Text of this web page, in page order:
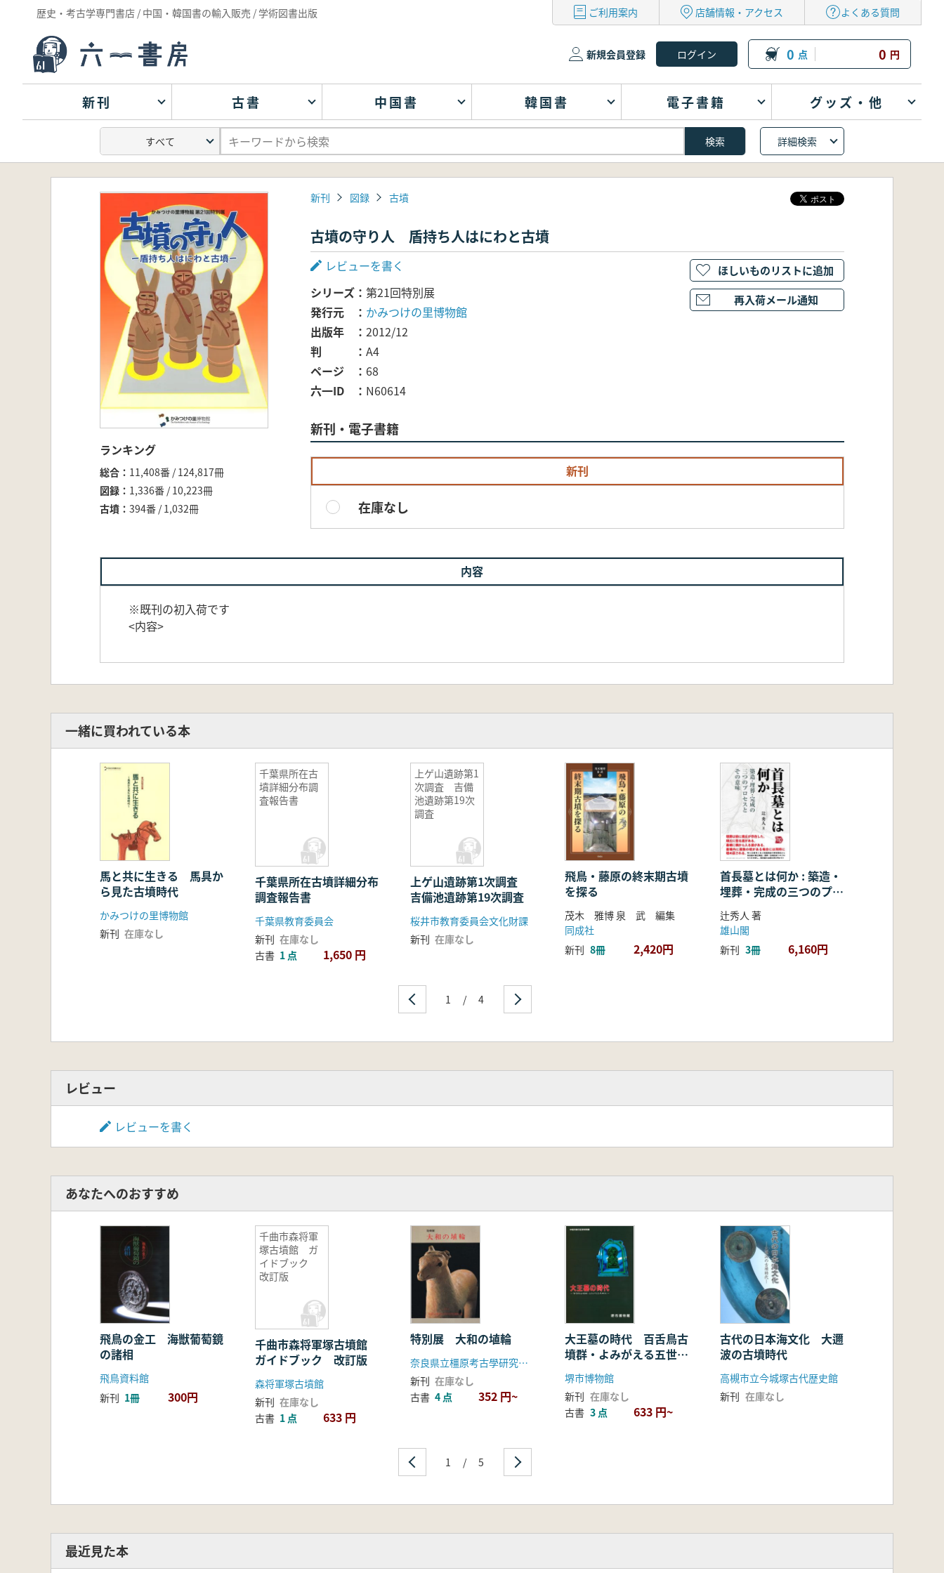
歴史・考古学専門書店 / 中国・韓国書の輸入販売 / 学術図書出版 ご利用案内 店舗情報・アクセス よくある質問
新規会員登録 0 点 0 円
新刊 古書 中国書 韓国書 電子書籍 グッズ・他
詳細検索
ランキング
総合
11,408番 / 124,817冊
図録
1,336番 / 10,223冊
古墳
394番 / 1,032冊
新刊 図録 古墳
古墳の守り人 盾持ち人はにわと古墳
レビューを書く
シリーズ
第21回特別展
発行元
かみつけの里博物館
出版年
2012/12
判
A4
ページ
68
六一ID
N60614
新刊・電子書籍
新刊
在庫なし
ほしいものリストに追加
再入荷メール通知
内容
※既刊の初入荷です
<内容>
一緒に買われている本
馬と共に生きる 馬具か
ら見た古墳時代
かみつけの里博物館
新刊 在庫なし
千葉県所在古
墳詳細分布調
査報告書
千葉県所在古墳詳細分布
調査報告書
千葉県教育委員会
新刊 在庫なし
古書 1 点 1,650 円
上ゲ山遺跡第1
次調査 吉備
池遺跡第19次
調査
上ゲ山遺跡第1次調査
吉備池遺跡第19次調査
桜井市教育委員会文化財課
新刊 在庫なし
飛鳥・藤原の終末期古墳
を探る
茂木 雅博 泉 武 編集
同成社
新刊 8冊 2,420円
首長墓とは何か : 築造・
埋葬・完成の三つのプロ
セスとその意味
辻秀人 著
雄山閣
新刊 3冊 6,160円
1 / 4
レビュー
レビューを書く
あなたへのおすすめ
飛鳥の金工 海獣葡萄鏡
の諸相
飛鳥資料館
新刊 1冊 300円
千曲市森将軍
塚古墳館 ガ
イドブック
改訂版
千曲市森将軍塚古墳館
ガイドブック 改訂版
森将軍塚古墳館
新刊 在庫なし
古書 1 点 633 円
特別展 大和の埴輪
奈良県立橿原考古學研究所付属博物館
新刊 在庫なし
古書 4 点 352 円~
大王墓の時代 百舌鳥古
墳群・よみがえる五世
紀
堺市博物館
新刊 在庫なし
古書 3 点 633 円~
古代の日本海文化 大邇
波の古墳時代
高槻市立今城塚古代歴史館
新刊 在庫なし
1 / 5
最近見た本